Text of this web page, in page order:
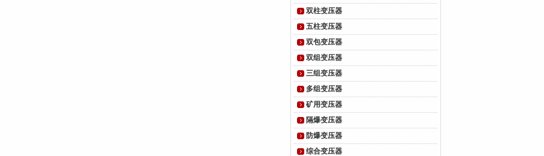
双柱变压器
五柱变压器
双包变压器
双组变压器
三组变压器
多组变压器
矿用变压器
隔爆变压器
防爆变压器
综合变压器